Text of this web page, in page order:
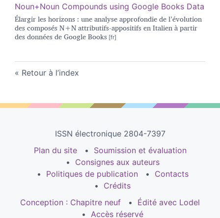
Noun+Noun Compounds using Google Books Data
Élargir les horizons : une analyse approfondie de l’évolution
des composés N+N attributifs-appositifs en Italien à partir
des données de Google Books
Retour à l’index
ISSN électronique 2804-7397
Plan du site
Soumission et évaluation
Consignes aux auteurs
Politiques de publication
Contacts
Crédits
Conception : Chapitre neuf
Édité avec Lodel
Accès réservé